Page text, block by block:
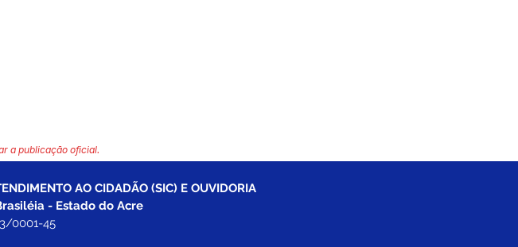
a publicação oficial.
AO CIDADÃO (SIC) E OUVIDORIA
- Estado do Acre
0001-45